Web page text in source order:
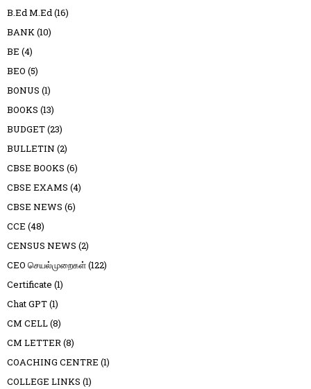
B.Ed M.Ed(16)
BANK(10)
BE (4)
BEO (5)
BONUS (1)
BOOKS (13)
BUDGET(23)
BULLETIN (2)
CBSE BOOKS (6)
CBSE EXAMS (4)
CBSE NEWS (6)
CCE (48)
CENSUS NEWS (2)
CEO செயல்முறைகள்(122)
Certificate (1)
Chat GPT(1)
CM CELL(8)
CM LETTER(8)
COACHING CENTRE (1)
COLLEGE LINKS (1)